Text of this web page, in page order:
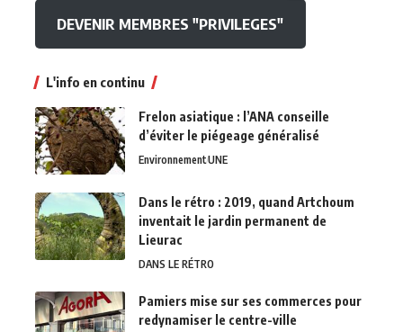
DEVENIR MEMBRES "PRIVILEGES"
L'info en continu
Frelon asiatique : l’ANA conseille
d’éviter le piégeage généralisé
EnvironnementUNE
Dans le rétro : 2019, quand Artchoum
inventait le jardin permanent de
Lieurac
DANS LE RÉTRO
Pamiers mise sur ses commerces pour
redynamiser le centre-ville